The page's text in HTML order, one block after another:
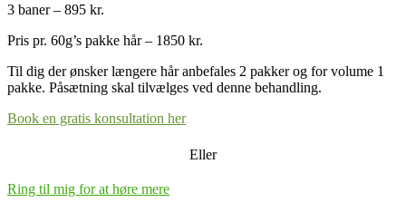
3 baner – 895 kr.
Pris pr. 60g’s pakke hår – 1850 kr.
Til dig der ønsker længere hår anbefales 2 pakker og for volume 1
pakke. Påsætning skal tilvælges ved denne behandling.
Book en gratis konsultation her
Eller
Ring til mig for at høre mere